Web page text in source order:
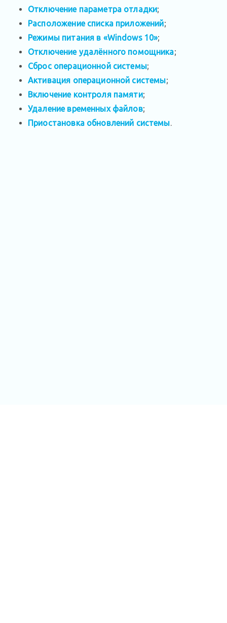
Отключение параметра отладки;
Расположение списка приложений;
Режимы питания в «Windows 10»;
Отключение удалённого помощника;
Сброс операционной системы;
Активация операционной системы;
Включение контроля памяти;
Удаление временных файлов;
Приостановка обновлений системы.